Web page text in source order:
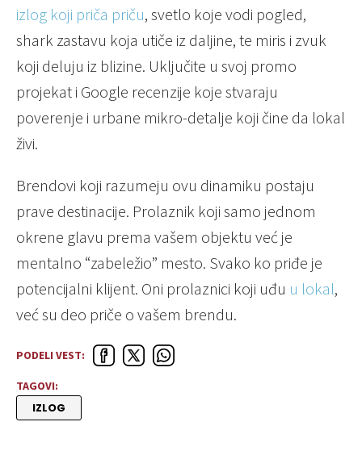
izlog koji priča priču, svetlo koje vodi pogled,
shark zastavu koja utiče iz daljine, te miris i zvuk
koji deluju iz blizine. Uključite u svoj promo
projekat i Google recenzije koje stvaraju
poverenje i urbane mikro-detalje koji čine da lokal
živi.
Brendovi koji razumeju ovu dinamiku postaju
prave destinacije. Prolaznik koji samo jednom
okrene glavu prema vašem objektu već je
mentalno “zabeležio” mesto. Svako ko priđe je
potencijalni klijent. Oni prolaznici koji uđu u lokal,
već su deo priče o vašem brendu.
PODELI VEST:
TAGOVI:
IZLOG